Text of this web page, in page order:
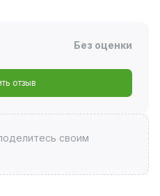
Без оценки
отзыв
своим